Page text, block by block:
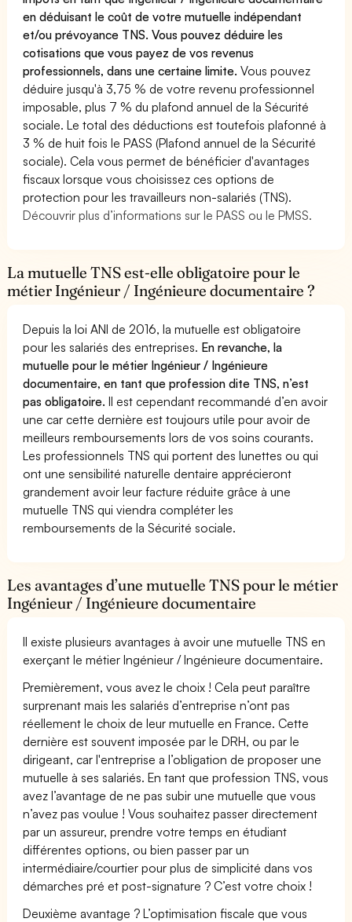
en déduisant le coût de votre mutuelle indépendant
et/ou prévoyance TNS. Vous pouvez déduire les
cotisations que vous payez de vos revenus
professionnels, dans une certaine limite.Vous pouvez
déduire jusqu'à 3,75 % de votre revenu professionnel
imposable, plus 7 % du plafond annuel de la Sécurité
sociale. Le total des déductions est toutefois plafonné à
3 % de huit fois le PASS (Plafond annuel de la Sécurité
sociale). Cela vous permet de bénéficier d'avantages
fiscaux lorsque vous choisissez ces options de
protection pour les travailleurs non-salariés (TNS).
Découvrir plus d’informations sur le PASS ou le PMSS.
La mutuelle TNS est-elle obligatoire pour le
métier Ingénieur / Ingénieure documentaire ?
Depuis la loi ANI de 2016, la mutuelle est obligatoire
pour les salariés des entreprises. En revanche, la
mutuelle pour le métier Ingénieur / Ingénieure
documentaire, en tant que profession dite TNS, n’est
pas obligatoire.Il est cependant recommandé d’en avoir
une car cette dernière est toujours utile pour avoir de
meilleurs remboursements lors de vos soins courants.
Les professionnels TNS qui portent des lunettes ou qui
ont une sensibilité naturelle dentaire apprécieront
grandement avoir leur facture réduite grâce à une
mutuelle TNS qui viendra compléter les
remboursements de la Sécurité sociale.
Les avantages d’une mutuelle TNS pour le métier
Ingénieur / Ingénieure documentaire
Il existe plusieurs avantages à avoir une mutuelle TNS en
exerçant le métier Ingénieur / Ingénieure documentaire.
Premièrement, vous avez le choix ! Cela peut paraître
surprenant mais les salariés d’entreprise n’ont pas
réellement le choix de leur mutuelle en France. Cette
dernière est souvent imposée par le DRH, ou par le
dirigeant, car l'entreprise a l’obligation de proposer une
mutuelle à ses salariés. En tant que profession TNS, vous
avez l’avantage de ne pas subir une mutuelle que vous
n’avez pas voulue ! Vous souhaitez passer directement
par un assureur, prendre votre temps en étudiant
différentes options, ou bien passer par un
intermédiaire/courtier pour plus de simplicité dans vos
démarches pré et post-signature ? C’est votre choix !
Deuxième avantage ? L’optimisation fiscale que vous